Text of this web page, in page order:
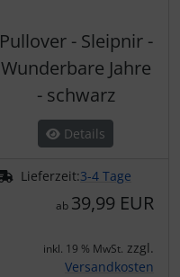
Pullover - Sleipnir -
Wunderbare Jahre
- schwarz
Details
Lieferzeit:3-4 Tage
ab 39,99 EUR
inkl. 19 % MwSt. zzgl.
Versandkosten